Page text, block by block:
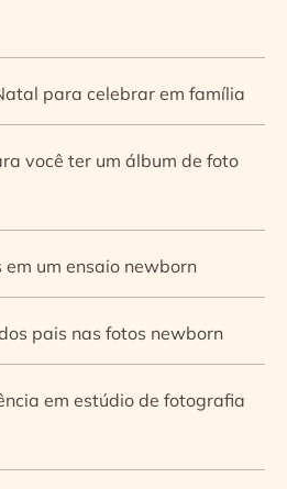
para celebrar em família
você ter um álbum de foto
em um ensaio newborn
pais nas fotos newborn
em estúdio de fotografia